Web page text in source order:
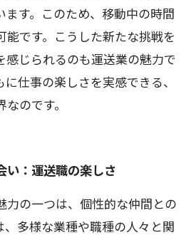
ます。このため、移動中の時間
能です。こうした新たな挑戦を
感じられるのも運送業の魅力で
仕事の楽しさを実感できる、
のです。
い：運送職の楽しさ
力の一つは、個性的な仲間との
、多様な業種や職種の人々と関